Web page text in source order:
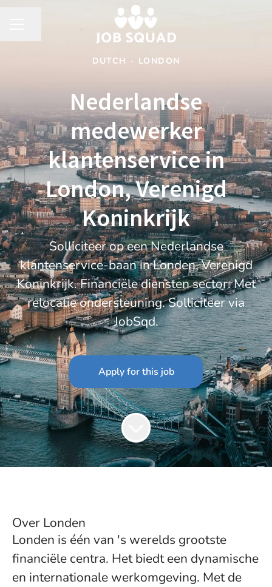
DUTCH · LONDON
Nederlandse
medewerker
klantenservice in
London, Verenigd
Koninkrijk
Solliciteer op een Nederlandse
klantenservice-baan in Londen, Verenigd
Koninkrijk. Financiële diensten sector. Met
relocatie ondersteuning. Solliciteer via
JobSqd.
Apply for this job
Over Londen
Londen is één van 's werelds grootste
financiële centra. Het biedt een dynamische
en internationale werkomgeving. Met de